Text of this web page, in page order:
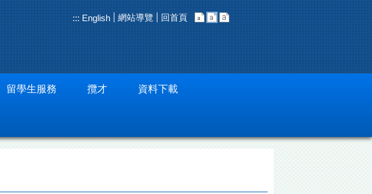
::: English 網站導覽 回首頁
留學生服務 攬才 資料下載